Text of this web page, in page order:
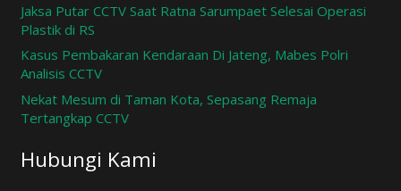
Jaksa Putar CCTV Saat Ratna Sarumpaet Selesai Operasi
Plastik di RS
Kasus Pembakaran Kendaraan Di Jateng, Mabes Polri
Analisis CCTV
Nekat Mesum di Taman Kota, Sepasang Remaja
Tertangkap CCTV
Hubungi Kami